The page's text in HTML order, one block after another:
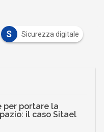
S Sicurezza digitale
per portare la
il caso Sitael